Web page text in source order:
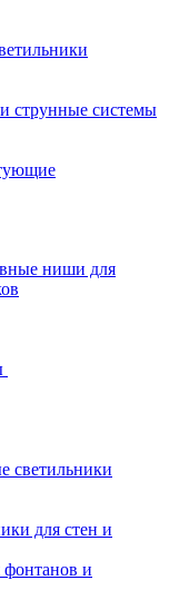
струнные системы
ниши для
светильники
для стен и
и